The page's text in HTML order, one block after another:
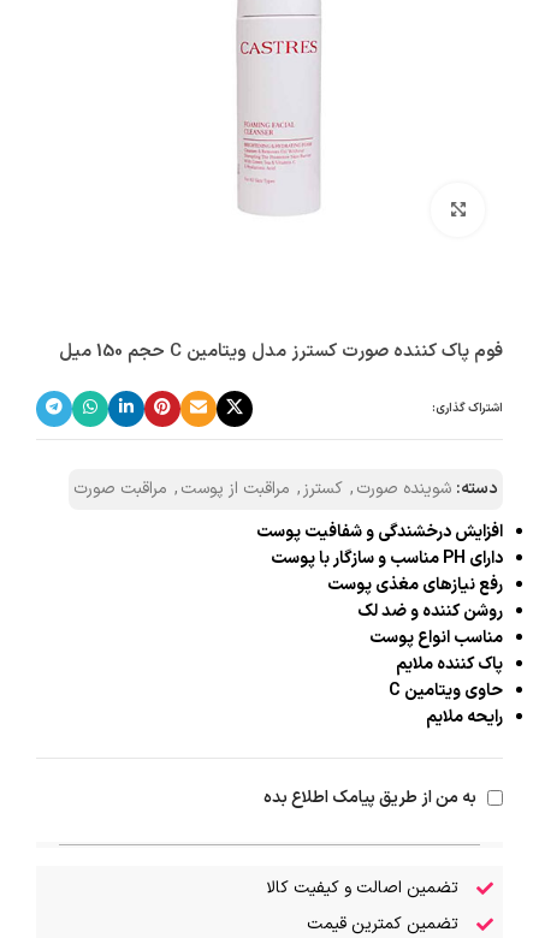
فوم پاک کننده صورت کسترز مدل ویتامین C حجم 150 میل
اشتراک گذاری:
دسته: شوینده صورت, کسترز, مراقبت از پوست, مراقبت صورت
افزایش درخشندگی و شفافیت پوست
دارای PH مناسب و سازگار با پوست
رفع نیازهای مغذی پوست
روشن کننده و ضد لک
مناسب انواع پوست
پاک کننده ملایم
حاوی ویتامین C
رایحه ملایم
به من از طریق پیامک اطلاع بده
تضمین اصالت و کیفیت کالا
تضمین کمترین قیمت